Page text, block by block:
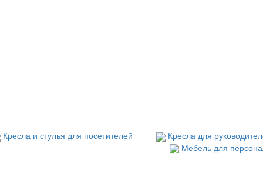
Кресла для
Кресла и стулья для посетителей
Мебель для